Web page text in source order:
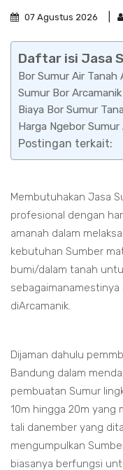
07 Agustus 2026
Daftar isi Jasa
Bor Sumur Air Tanah
Sumur Bor
Biaya Bor Sumur
Harga Ngebor
Postingan terkait:
Membutuhakan Jasa
profesional dengan
amanah dalam
kebutuhan Sumber
bumi/dalam tanah
diArcamanik.
Dijaman dahulu
Bandung dalam
pembuatan Sumur
10m hingga 20m yang
tali danember yang
mengumpulkan
biasanya berfungsi